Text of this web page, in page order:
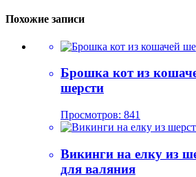
Похожие записи
Брошка кот из
шерсти
Просмотров: 841
Викинги на елку из
для валяния